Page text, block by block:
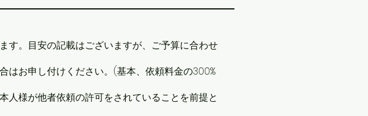
す。目安の記載はございますが、ご予算に合わせ
お申し付けください。(基本、依頼料金の300%
様が他者依頼の許可をされていることを前提と